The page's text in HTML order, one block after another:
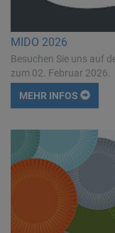
MIDO 2026
Besuchen Sie uns auf
zum 02. Februar 2026.
MEHR INFOS